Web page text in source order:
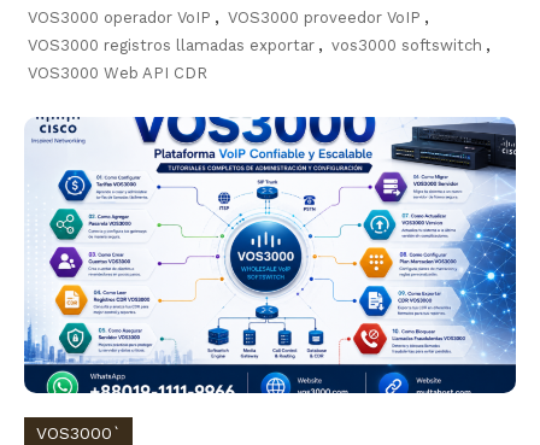
VOS3000 operador VoIP , VOS3000 proveedor VoIP ,
VOS3000 registros llamadas exportar , vos3000 softswitch ,
VOS3000 Web API CDR
VOS3000`